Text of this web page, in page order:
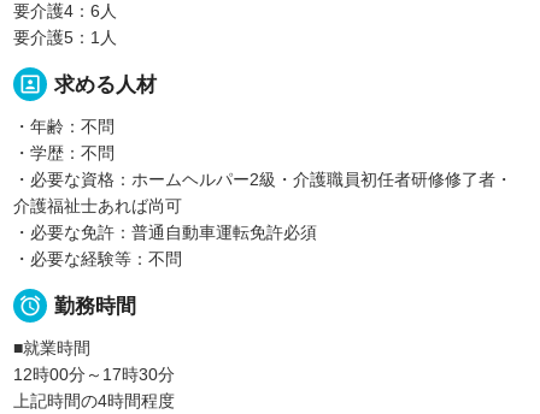
要介護4：6人
要介護5：1人
portrait 求める人材
・年齢：不問
・学歴：不問
・必要な資格：ホームヘルパー2級・介護職員初任者研修修了者・
介護福祉士あれば尚可
・必要な免許：普通自動車運転免許必須
・必要な経験等：不問
 勤務時間
■就業時間
12時00分～17時30分
上記時間の4時間程度